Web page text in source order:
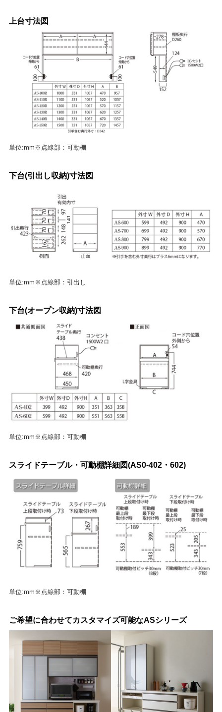
上台寸法図
単位:mm※点線部：可動棚
下台(引出し収納)寸法図
単位:mm※点線部：引出し
下台(オープン収納)寸法図
単位:mm※点線部：可動棚
スライドテーブル・可動棚詳細図(AS0-402・602)
単位:mm※点線部：可動棚
ご希望に合わせてカスタマイズ可能なASシリーズ